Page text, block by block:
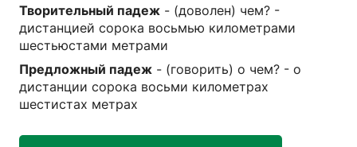
Творительный падеж - (доволен) чем? -
дистанцией сорока восьмью километрами
шестьюстами метрами
Предложный падеж - (говорить) о чем? - о
дистанции сорока восьми километрах
шестистах метрах